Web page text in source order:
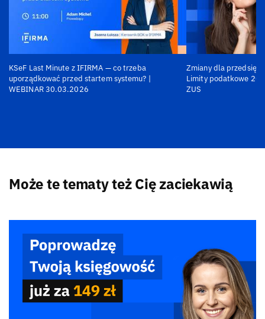
KSeF Last Minute z IFIRMA — co trzeba
uporządkować przed startem systemu? |
WEBINAR 30.03.2026
Zmiany dla
Limity podatkowe
ZUS
Może te tematy też Cię zaciekawią